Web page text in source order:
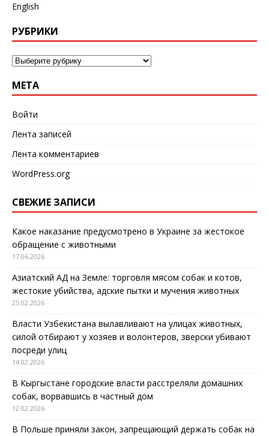
English
РУБРИКИ
МЕТА
Войти
Лента записей
Лента комментариев
WordPress.org
СВЕЖИЕ ЗАПИСИ
Какое наказание предусмотрено в Украине за жестокое
обращение с животными
17.06.2026
Азиатский АД на Земле: торговля мясом собак и котов,
жестокие убийства, адские пытки и мучения животных
25.02.2026
Власти Узбекистана вылавливают на улицах животных,
силой отбирают у хозяев и волонтеров, зверски убивают
посреди улиц
14.02.2026
В Кыргыстане городские власти расстреляли домашних
собак, ворвавшись в частный дом
12.02.2026
В Польше приняли закон, запрещающий держать собак на